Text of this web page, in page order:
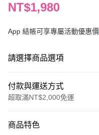
NT$1,980
App 結帳可享專屬活動優惠價
請選擇商品選項
付款與運送方式
超取滿NT$2,000免運
信用卡一次付款
商品特色